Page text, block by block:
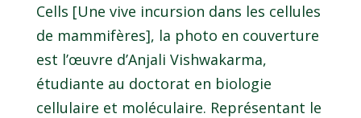
Cells [Une vive incursion dans les cellules
de mammifères], la photo en couverture
est l’œuvre d’Anjali Vishwakarma,
étudiante au doctorat en biologie
cellulaire et moléculaire. Représentant le